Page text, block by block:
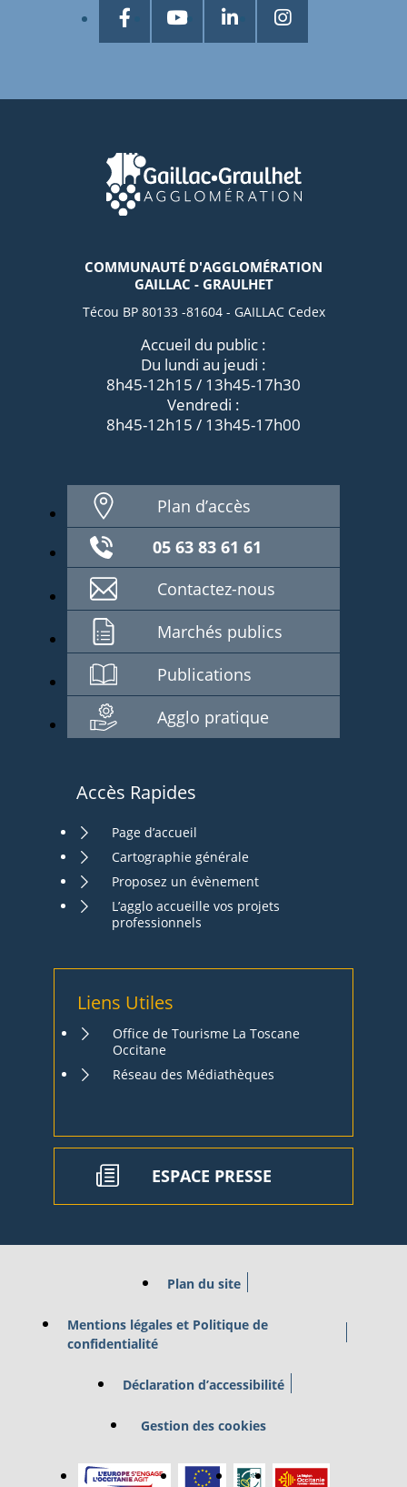
COMMUNAUTÉ D'AGGLOMÉRATION
GAILLAC - GRAULHET
Técou BP 80133 -81604 - GAILLAC Cedex
Accueil du public :
Du lundi au jeudi :
8h45-12h15 / 13h45-17h30
Vendredi :
8h45-12h15 / 13h45-17h00
Plan d’accès
05 63 83 61 61
Contactez-nous
Marchés publics
Publications
Agglo pratique
Accès Rapides
Page d’accueil
Cartographie générale
Proposez un évènement
L’agglo accueille vos projets
professionnels
Liens Utiles
Office de Tourisme La Toscane
Occitane
Réseau des Médiathèques
ESPACE PRESSE
Plan du site
Mentions légales et Politique de
confidentialité
Déclaration d’accessibilité
Gestion des cookies